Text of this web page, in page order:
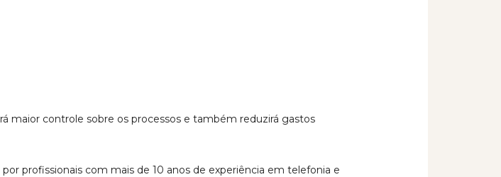
maior controle sobre os processos e também reduzirá gastos
profissionais com mais de 10 anos de experiência em telefonia e